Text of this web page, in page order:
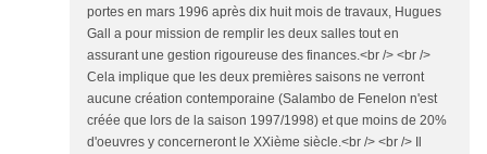
portes en mars 1996 après dix huit mois de travaux, Hugues
Gall a pour mission de remplir les deux salles tout en
assurant une gestion rigoureuse des finances.<br /> <br />
Cela implique que les deux premières saisons ne verront
aucune création contemporaine (Salambo de Fenelon n'est
créée que lors de la saison 1997/1998) et que moins de 20%
d'oeuvres y concerneront le XXième siècle.<br /> <br /> Il